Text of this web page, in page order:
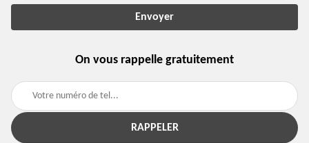
On vous rappelle gratuitement